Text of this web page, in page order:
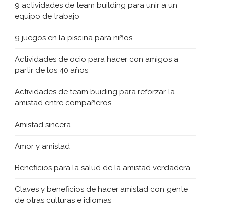
9 actividades de team building para unir a un
equipo de trabajo
9 juegos en la piscina para niños
Actividades de ocio para hacer con amigos a
partir de los 40 años
Actividades de team buiding para reforzar la
amistad entre compañeros
Amistad sincera
Amor y amistad
Beneficios para la salud de la amistad verdadera
Claves y beneficios de hacer amistad con gente
de otras culturas e idiomas